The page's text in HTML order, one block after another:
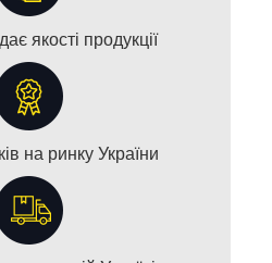
якості продукції
на ринку України